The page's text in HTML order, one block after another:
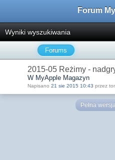
Forum
Wyniki wyszukiwania
Forums
2015-05 Reżimy -
W MyApple Magazyn
Napisano 21 sie 2015 10:43 przez
Pełna